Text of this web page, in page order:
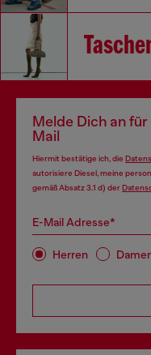
Melde Dich an
Mail
Hiermit bestätige ich, die
autorisiere Diesel, meine
gemäß Absatz 3.1 d) der
E-Mail Adresse*
Herren